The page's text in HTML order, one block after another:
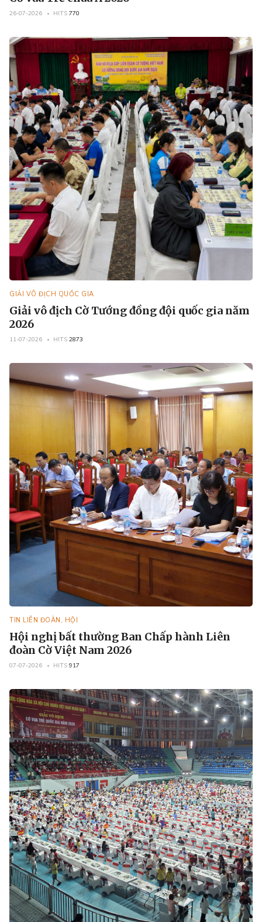
26-07-2026 HITS 770
GIẢI VÔ ĐỊCH QUỐC GIA
Giải vô địch Cờ Tướng đồng đội quốc gia năm
2026
11-07-2026 HITS 2873
TIN LIÊN ĐOÀN, HỘI
Hội nghị bất thường Ban Chấp hành Liên
đoàn Cờ Việt Nam 2026
07-07-2026 HITS 917